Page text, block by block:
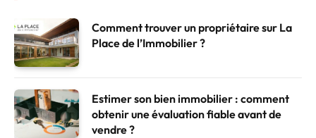
Comment trouver un propriétaire sur La
Place de l’Immobilier ?
Estimer son bien immobilier : comment
obtenir une évaluation fiable avant de
vendre ?